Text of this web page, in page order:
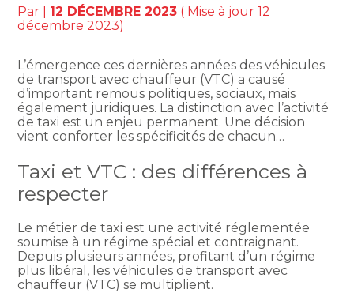
Par 12 DÉCEMBRE 2023 ( Mise à jour 12
décembre 2023)
L’émergence ces dernières années des véhicules
de transport avec chauffeur (VTC) a causé
d’important remous politiques, sociaux, mais
également juridiques. La distinction avec l’activité
de taxi est un enjeu permanent. Une décision
vient conforter les spécificités de chacun…
Taxi et VTC : des différences à
respecter
Le métier de taxi est une activité réglementée
soumise à un régime spécial et contraignant.
Depuis plusieurs années, profitant d’un régime
plus libéral, les véhicules de transport avec
chauffeur (VTC) se multiplient.